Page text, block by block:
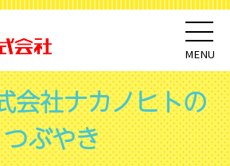
MENU
会社ナカノヒトの
つぶやき